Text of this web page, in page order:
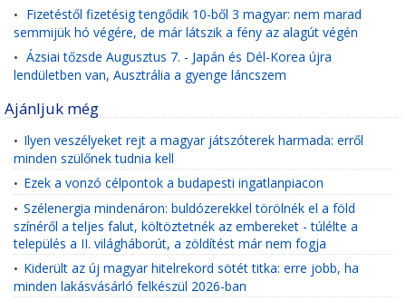
• Fizetéstől fizetésig tengődik 10-ből 3 magyar: nem marad
semmijük hó végére, de már látszik a fény az alagút végén
• Ázsiai tőzsde Augusztus 7. - Japán és Dél-Korea újra
lendületben van, Ausztrália a gyenge láncszem
Ajánljuk még
• Ilyen veszélyeket rejt a magyar játszóterek harmada: erről
minden szülőnek tudnia kell
• Ezek a vonzó célpontok a budapesti ingatlanpiacon
• Szélenergia mindenáron: buldózerekkel törölnék el a föld
színéről a teljes falut, költöztetnék az embereket - túlélte a
település a II. világháborút, a zöldítést már nem fogja
• Kiderült az új magyar hitelrekord sötét titka: erre jobb, ha
minden lakásvásárló felkészül 2026-ban